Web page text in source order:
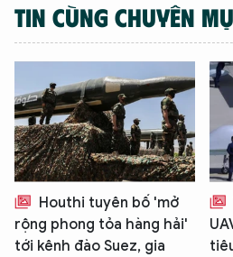
TIN CÙNG CHUYÊN
Houthi tuyên bố 'mở
rộng phong tỏa hàng hải'
tới kênh đào Suez, gia